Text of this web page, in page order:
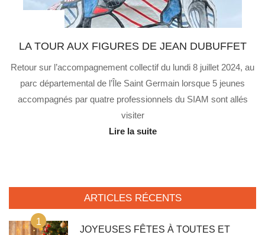
LA TOUR AUX FIGURES DE JEAN DUBUFFET
Retour sur l’accompagnement collectif du lundi 8 juillet 2024, au
parc départemental de l’Île Saint Germain lorsque 5 jeunes
accompagnés par quatre professionnels du SIAM sont allés
visiter
Lire la suite
ARTICLES RÉCENTS
1
JOYEUSES FÊTES À TOUTES ET